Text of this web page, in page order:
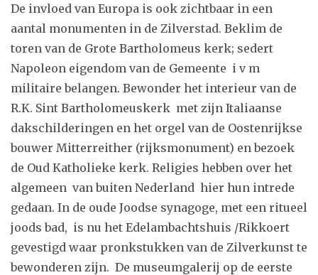
De invloed van Europa is ook zichtbaar in een
aantal monumenten in de Zilverstad. Beklim de
toren van de Grote Bartholomeus kerk; sedert
Napoleon eigendom van de Gemeente i v m
militaire belangen. Bewonder het interieur van de
R.K. Sint Bartholomeuskerk met zijn Italiaanse
dakschilderingen en het orgel van de Oostenrijkse
bouwer Mitterreither (rijksmonument) en bezoek
de Oud Katholieke kerk. Religies hebben over het
algemeen van buiten Nederland hier hun intrede
gedaan. In de oude Joodse synagoge, met een ritueel
joods bad, is nu het Edelambachtshuis /Rikkoert
gevestigd waar pronkstukken van de Zilverkunst te
bewonderen zijn. De museumgalerij op de eerste